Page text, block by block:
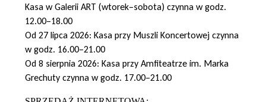
Kasa w Galerii ART (wtorek–sobota) czynna w godz.
12.00–18.00
Od 27 lipca 2026: Kasa przy Muszli Koncertowej czynna
w godz. 16.00–21.00
Od 8 sierpnia 2026: Kasa przy Amfiteatrze im. Marka
Grechuty czynna w godz. 17.00–21.00